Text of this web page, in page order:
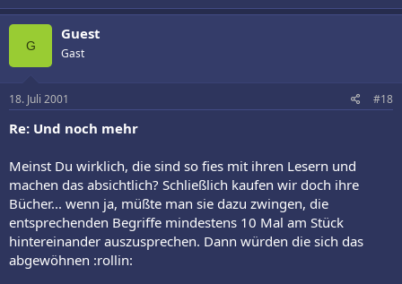
G
Guest
Gast
18. Juli 2001 #18
Re: Und noch mehr
Meinst Du wirklich, die sind so fies mit ihren Lesern und
machen das absichtlich? Schließlich kaufen wir doch ihre
Bücher... wenn ja, müßte man sie dazu zwingen, die
entsprechenden Begriffe mindestens 10 Mal am Stück
hintereinander auszusprechen. Dann würden die sich das
abgewöhnen :rollin: